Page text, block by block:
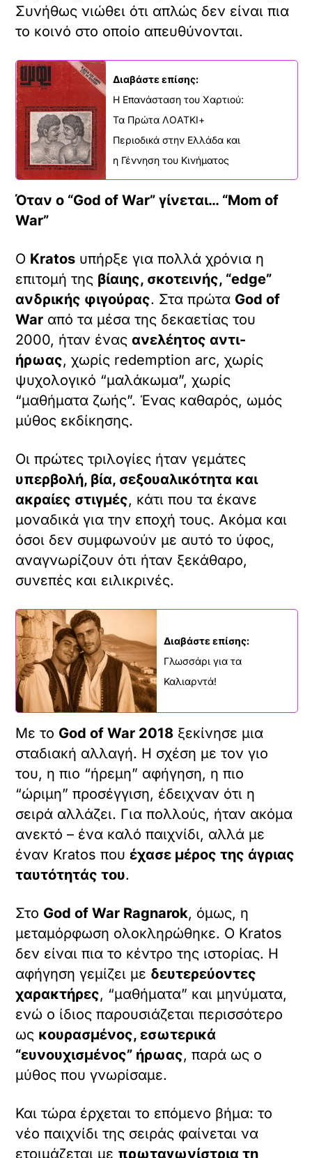
Συνήθως νιώθει ότι απλώς δεν είναι πια
το κοινό στο οποίο απευθύνονται.
Διαβάστε επίσης:
Η Επανάσταση του Χαρτιού:
Τα Πρώτα ΛΟΑΤΚΙ+
Περιοδικά στην Ελλάδα και
η Γέννηση του Κινήματος
Όταν ο “God of War” γίνεται… “Mom of
War”
Ο Kratos υπήρξε για πολλά χρόνια η
επιτομή της βίαιης, σκοτεινής, “edge”
ανδρικής φιγούρας. Στα πρώτα God of
War από τα μέσα της δεκαετίας του
2000, ήταν έναςανελέητος αντι-
ήρωας, χωρίς redemption arc, χωρίς
ψυχολογικό “μαλάκωμα”, χωρίς
“μαθήματα ζωής”. Ένας καθαρός, ωμός
μύθος εκδίκησης.
Οι πρώτες τριλογίες ήταν γεμάτες
υπερβολή, βία, σεξουαλικότητα και
ακραίες στιγμές, κάτι που τα έκανε
μοναδικά για την εποχή τους. Ακόμα και
όσοι δεν συμφωνούν με αυτό το ύφος,
αναγνωρίζουν ότι ήταν ξεκάθαρο,
συνεπές και ειλικρινές.
Διαβάστε επίσης:
Γλωσσάρι για τα
Καλιαρντά!
Με το God of War 2018 ξεκίνησε μια
σταδιακή αλλαγή. Η σχέση με τον γιο
του, η πιο “ήρεμη” αφήγηση, η πιο
“ώριμη” προσέγγιση, έδειχναν ότι η
σειρά αλλάζει. Για πολλούς, ήταν ακόμα
ανεκτό – ένα καλό παιχνίδι, αλλά με
έναν Kratos πουέχασε μέρος της άγριας
ταυτότητάς του.
Στο God of War Ragnarok, όμως, η
μεταμόρφωση ολοκληρώθηκε. Ο Kratos
δεν είναι πια το κέντρο της ιστορίας. Η
αφήγηση γεμίζει με δευτερεύοντες
χαρακτήρες, “μαθήματα” και μηνύματα,
ενώ ο ίδιος παρουσιάζεται περισσότερο
ως κουρασμένος, εσωτερικά
“ευνουχισμένος” ήρωας, παρά ως ο
μύθος που γνωρίσαμε.
Και τώρα έρχεται το επόμενο βήμα: το
νέο παιχνίδι της σειράς φαίνεται να
ετοιμάζεται με πρωταγωνίστρια τη